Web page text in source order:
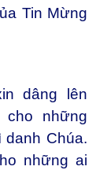
Tin Mừng
dâng lên
cho những
Chúa.
những ai